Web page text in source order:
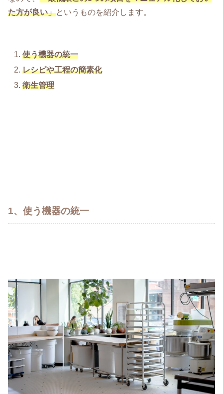
た方が良い」というものを紹介します。
使う機器の統一
レシピや工程の簡素化
衛生管理
1、使う機器の統一